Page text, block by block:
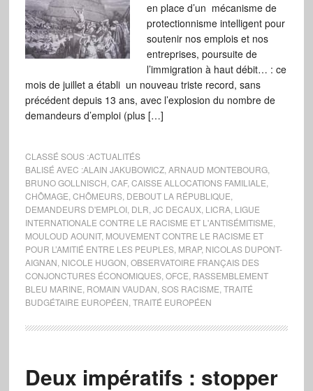
en place d’un mécanisme de
protectionnisme intelligent pour
soutenir nos emplois et nos
entreprises, poursuite de
l’immigration à haut débit… : ce
mois de juillet a établi un nouveau triste record, sans
précédent depuis 13 ans, avec l’explosion du nombre de
demandeurs d’emploi (plus […]
CLASSÉ SOUS :ACTUALITÉS
BALISÉ AVEC :ALAIN JAKUBOWICZ, ARNAUD MONTEBOURG,
BRUNO GOLLNISCH CAF, CAISSE ALLOCATIONS FAMILIALE
CHÔMAGE CHÔMEURS, DEBOUT LA RÉPUBLIQUE
DEMANDEURS D'EMPLOI, DLR JC DECAUX, LICRA, LIGUE
INTERNATIONALE CONTRE LE RACISME ET L'ANTISÉMITISME
MOULOUD AOUNIT, MOUVEMENT CONTRE LE RACISME ET
POUR L’AMITIÉ ENTRE LES PEUPLES, MRAP, NICOLAS DUPONT-
AIGNAN NICOLE HUGON OBSERVATOIRE FRANÇAIS DES
CONJONCTURES ÉCONOMIQUES, OFCE RASSEMBLEMENT
BLEU MARINE ROMAIN VAUDAN SOS RACISME TRAITÉ
BUDGÉTAIRE EUROPÉEN TRAITÉ EUROPÉEN
Deux impératifs : stopper